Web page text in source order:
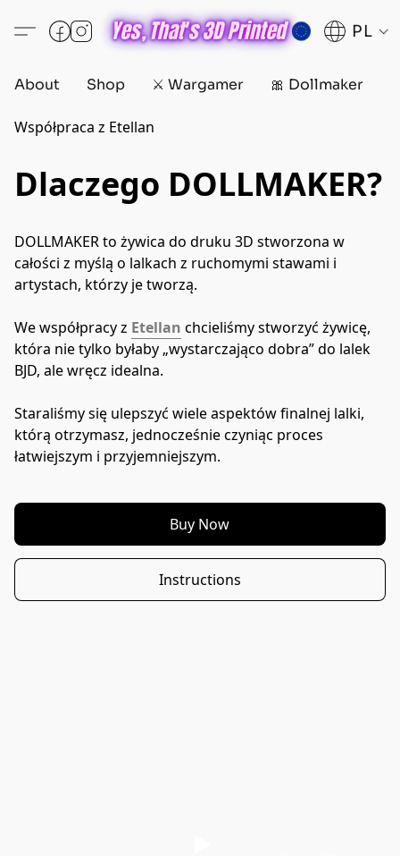
PL
About Shop ⚔️ Wargamer 🎀 Dollmaker
Współpraca z Etellan
Dlaczego DOLLMAKER?
DOLLMAKER to żywica do druku 3D stworzona w
całości z myślą o lalkach z ruchomymi stawami i
artystach, którzy je tworzą.
We współpracy z Etellan chcieliśmy stworzyć żywicę,
która nie tylko byłaby „wystarczająco dobra” do lalek
BJD, ale wręcz idealna.
Staraliśmy się ulepszyć wiele aspektów finalnej lalki,
którą otrzymasz, jednocześnie czyniąc proces
łatwiejszym i przyjemniejszym.
Buy Now
Instructions